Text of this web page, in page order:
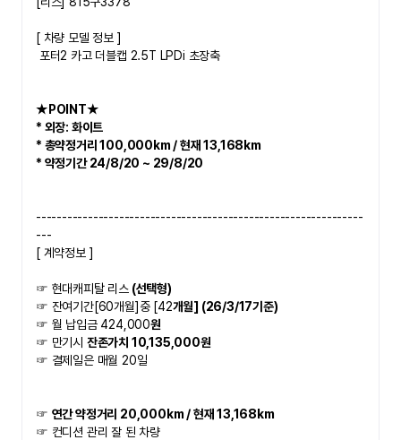
​[ 차량 모델 정보 ]
포터2 카고 더블캡 2.5T LPDi 초장축
★POINT★
* 외장: 화이트
* 총약정거리 100,000km / 현재 13,168km
* 약정기간 24/8/20 ~ 29/8/20
---------------------------------------------------------------
---
[ 계약정보 ]
☞ 현대캐피탈 리스 (선택형)
☞ 잔여기간[60개월]중 [42개월] (26/3/17기준)
☞ 월 납입금 424,000원
☞ 만기시 잔존가치 10,135,000원
☞ 결제일은 매월 20일
☞ 연간 약정거리 20,000km / 현재 13,168km
☞ 컨디션 관리 잘 된 차량